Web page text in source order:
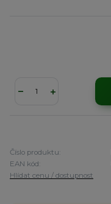
Číslo produktu:
EAN kód:
Hlídat cenu / dostupnost